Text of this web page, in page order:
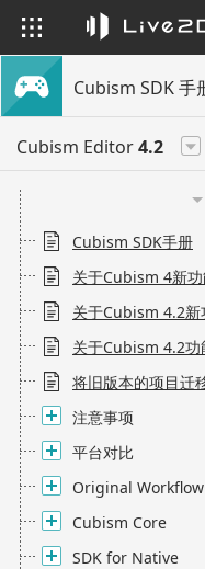
Cubism SDK 手
Cubism Editor4.2
Cubism SDK手册
关于Cubism 4新
关于Cubism 4.2新
关于Cubism 4.2功
将旧版本的项目迁
注意事项
平台对比
Original Workflow
Cubism Core
SDK for Native